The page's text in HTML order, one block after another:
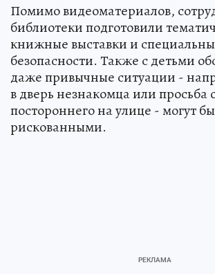
Помимо видеоматериалов,
библиотеки подготовили
книжные выставки и
безопасности. Также с детьми
даже привычные ситуации -
в дверь незнакомца или
постороннего на улице - могут
рискованными.